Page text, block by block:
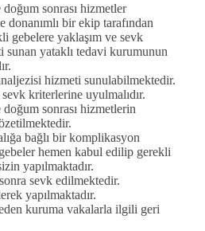
sonrası hizmetler
bir ekip tarafından
gebelere yaklaşım ve sevk
sunan yataklı tedavi kurumunun
hizmeti sunulabilmektedir.
kriterlerine uyulmalıdır.
sonrası hizmetlerin
bağlı bir komplikasyon
hemen kabul edilip gerekli
yapılmaktadır.
sevk edilmektedir.
yapılmaktadır.
kuruma vakalarla ilgili geri